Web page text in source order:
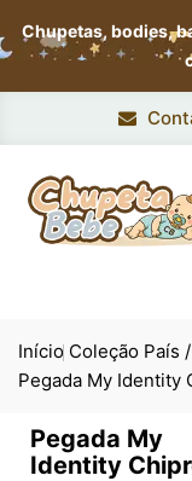
Chupetas, bodies,
Início Coleção País
Pegada My Identity
Pegada My
Identity